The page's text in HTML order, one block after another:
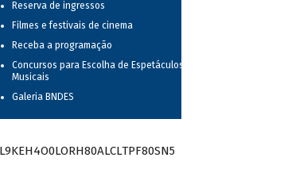
Reserva de ingressos
Filmes e festivais de cinema
Receba a programação
Concursos para Escolha de Espetáculos
Musicais
Galeria BNDES